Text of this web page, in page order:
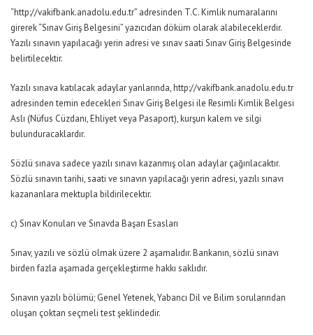
“http://vakifbank.anadolu.edu.tr” adresinden T.C. Kimlik numaralarını
girerek “Sınav Giriş Belgesini” yazıcıdan döküm olarak alabileceklerdir.
Yazılı sınavın yapılacağı yerin adresi ve sınav saati Sınav Giriş Belgesinde
belirtilecektir.
Yazılı sınava katılacak adaylar yanlarında, http://vakifbank.anadolu.edu.tr
adresinden temin edecekleri Sınav Giriş Belgesi ile Resimli Kimlik Belgesi
Aslı (Nüfus Cüzdanı, Ehliyet veya Pasaport), kurşun kalem ve silgi
bulunduracaklardır.
Sözlü sınava sadece yazılı sınavı kazanmış olan adaylar çağırılacaktır.
Sözlü sınavın tarihi, saati ve sınavın yapılacağı yerin adresi, yazılı sınavı
kazananlara mektupla bildirilecektir.
c) Sınav Konuları ve Sınavda Başarı Esasları
Sınav, yazılı ve sözlü olmak üzere 2 aşamalıdır. Bankanın, sözlü sınavı
birden fazla aşamada gerçekleştirme hakkı saklıdır.
Sınavın yazılı bölümü; Genel Yetenek, Yabancı Dil ve Bilim sorularından
oluşan çoktan seçmeli test şeklindedir.